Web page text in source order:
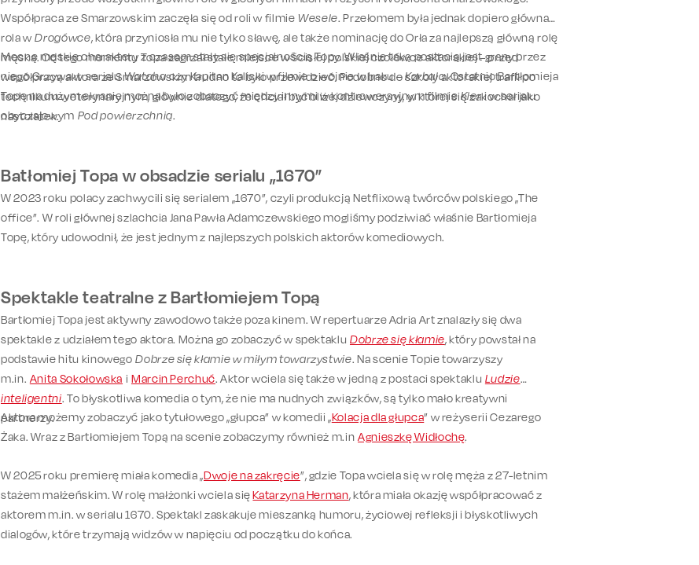
Współpraca ze Smarzowskim zaczęła się od roli w filmieWesele. Przełomem była jednak dopiero główna
rola wDrogówce, która przyniosła mu nie tylko sławę, ale także nominację do Orła za najlepszą główną rolę
męską. Od tego momentu Topa zagrzał stałe miejsce w ścisłej polskiej czołówce aktorskiej – przed
współpracą aktora ze Smarzowskim trudno to było przewidzieć. Podobno do szkoły aktorskiej trafił po
technikum weterynaryjnym, głównie dlatego, że chciał być bliżej dziewczyny, w której się zakochał jako
nastolatek.
Mocne męskie charaktery z czasem stały się specjalnością Topy. Właśnie taką postacią jest grany przez
niego Grzywa w serialuWatahaczy Kapitan Kalicki w filmie o wojnie w Iraku –Karbala. Ostatnio Bartłomieja
Topę na dużym ekranie można było zobaczyć między innymi w kontrowersyjnym filmieKleri w serialu
obyczajowym Pod powierzchnią.
Batłomiej Topa w obsadzie serialu „1670”
W 2023 roku polacy zachwycili się serialem „1670”, czyli produkcją Netflixową twórców polskiego „The
office”. W roli głównej szlachcia Jana Pawła Adamczewskiego mogliśmy podziwiać właśnie Bartłomieja
Topę, który udowodnił, że jest jednym z najlepszych polskich aktorów komediowych.
Spektakle teatralne z Bartłomiejem Topą
Bartłomiej Topa jest aktywny zawodowo także poza kinem. W repertuarze Adria Art znalazły się dwa
spektakle z udziałem tego aktora. Można go zobaczyć w spektaklu Dobrze się kłamie, który powstał na
podstawie hitu kinowegoDobrze się kłamie w miłym towarzystwie. Na scenie Topie towarzyszy
m.in. Anita Sokołowska i Marcin Perchuć. Aktor wciela się także w jedną z postaci spektaklu Ludzie
inteligentni. To błyskotliwa komedia o tym, że nie ma nudnych związków, są tylko mało kreatywni
partnerzy.
Aktora możemy zobaczyć jako tytułowego „głupca” w komedii „Kolacja dla głupca” w reżyserii Cezarego
Żaka. Wraz z Bartłomiejem Topą na scenie zobaczymy również m.in Agnieszkę Widłochę.
W 2025 roku premierę miała komedia „Dwoje na zakręcie”, gdzie Topa wciela się w rolę męża z 27-letnim
stażem małżeńskim. W rolę małżonki wciela sięKatarzyna Herman, która miała okazję współpracować z
aktorem m.in. w serialu 1670. Spektakl zaskakuje mieszanką humoru, życiowej refleksji i błyskotliwych
dialogów, które trzymają widzów w napięciu od początku do końca.